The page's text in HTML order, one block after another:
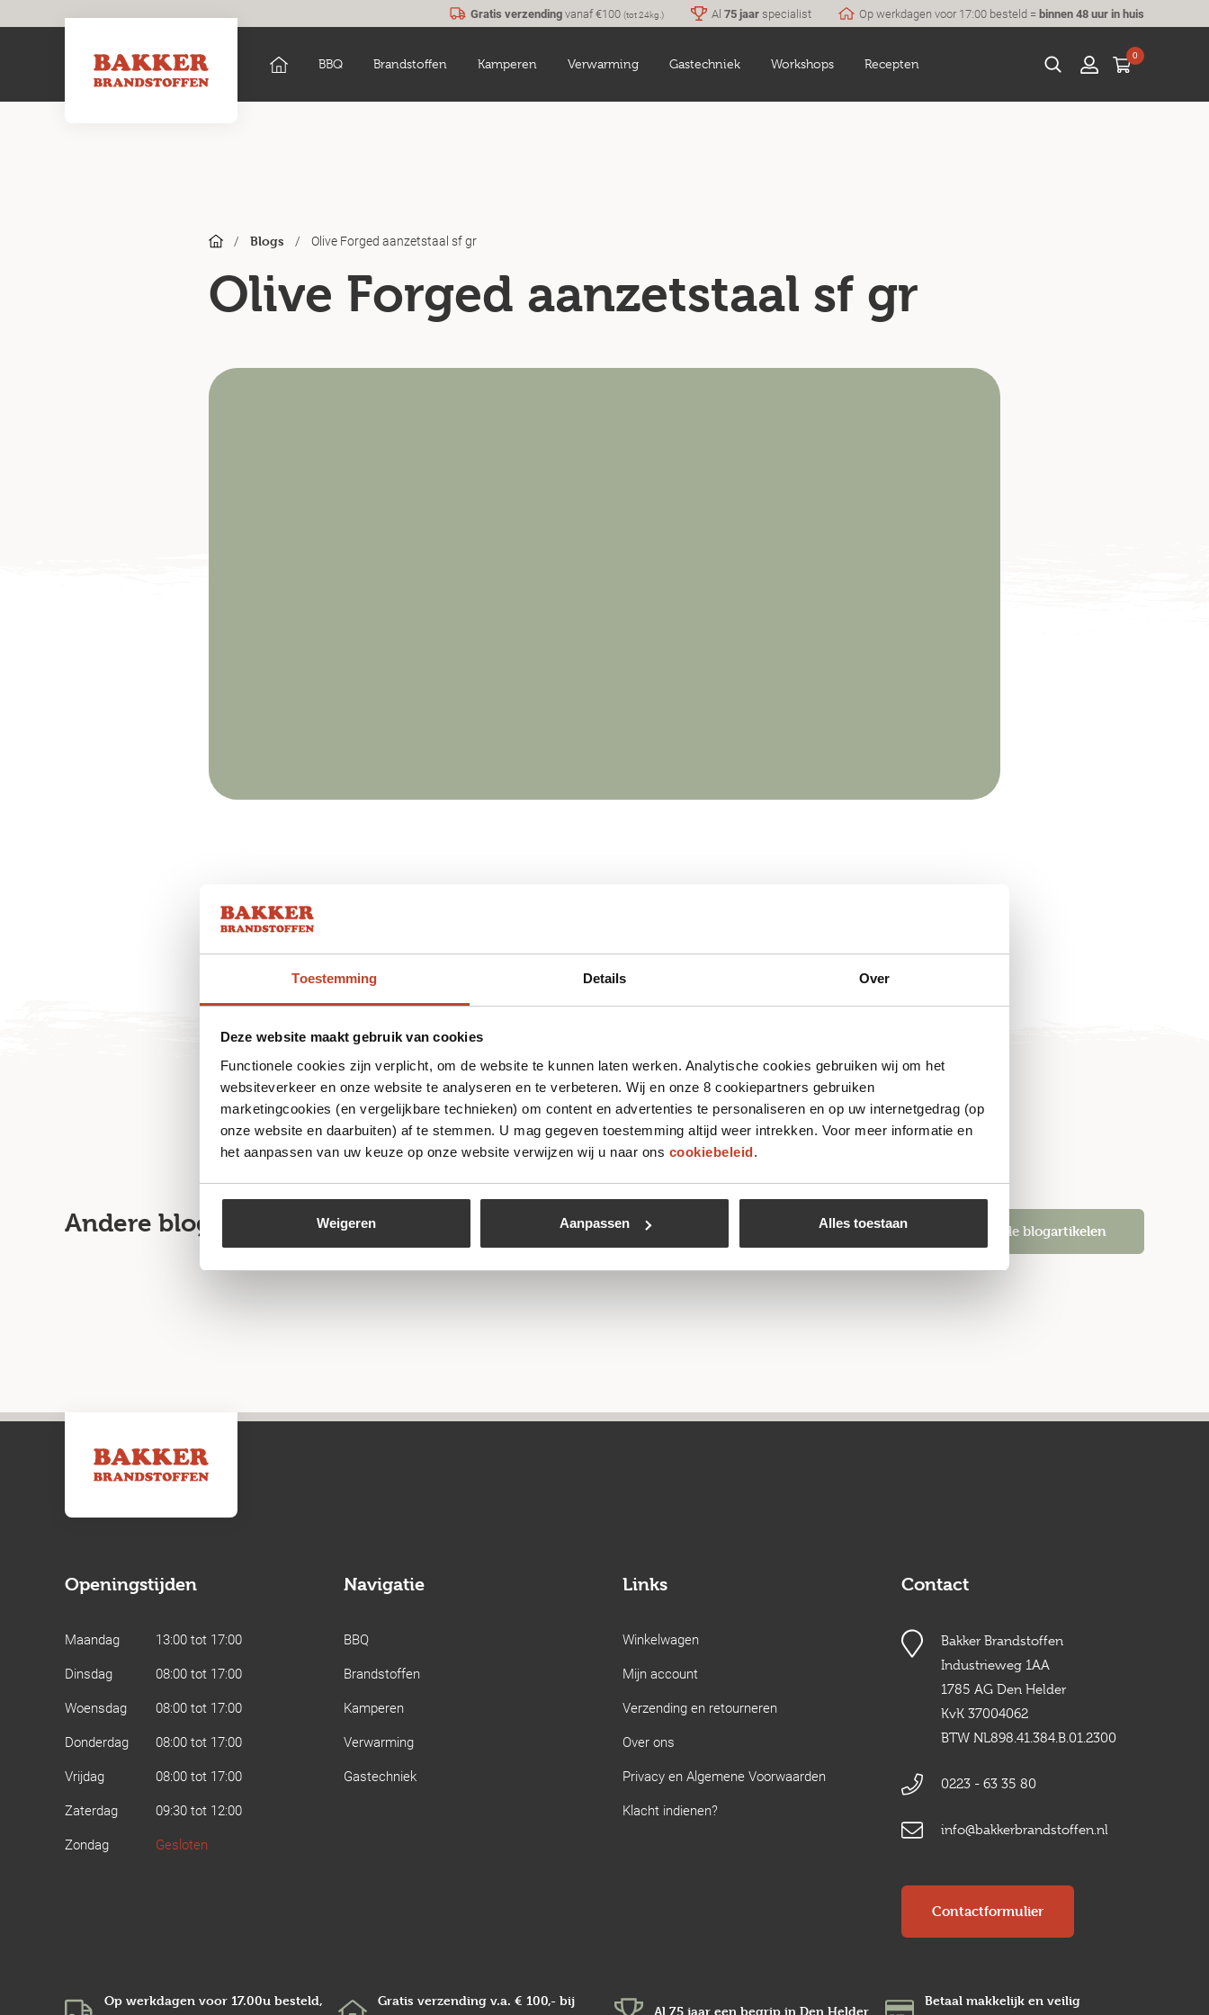
Toestemming Details Over
Deze website maakt gebruik van cookies
Functionele cookies zijn verplicht, om de website te kunnen laten werken. Analytische cookies gebruiken wij om het
websiteverkeer en onze website te analyseren en te verbeteren. Wij en onze 8 cookiepartners gebruiken
marketingcookies (en vergelijkbare technieken) om content en advertenties te personaliseren en op uw internetgedrag (op
onze website en daarbuiten) af te stemmen. U mag gegeven toestemming altijd weer intrekken. Voor meer informatie en
het aanpassen van uw keuze op onze website verwijzen wij u naar ons cookiebeleid.
Weigeren Aanpassen Alles toestaan
Gratis verzendingvanaf €100 (tot 24kg.) Al 75 jaarspecialist Op werkdagen voor 17:00 besteld =binnen 48 uur in huis
BBQ Brandstoffen Kamperen Verwarming Gastechniek Workshops Recepten
0
/ Blogs / Olive Forged aanzetstaal sf gr
Olive Forged aanzetstaal sf gr
Andere blogartikelen Alle blogartikelen
Openingstijden
Maandag
13:00 tot 17:00
Dinsdag
08:00 tot 17:00
Woensdag
08:00 tot 17:00
Donderdag
08:00 tot 17:00
Vrijdag
08:00 tot 17:00
Zaterdag
09:30 tot 12:00
Zondag
Gesloten
Navigatie
BBQ
Brandstoffen
Kamperen
Verwarming
Gastechniek
Links
Winkelwagen
Mijn account
Verzending en retourneren
Over ons
Privacy en Algemene Voorwaarden
Klacht indienen?
Contact
Bakker Brandstoffen
Industrieweg 1AA
1785 AG Den Helder
KvK 37004062
BTW NL898.41.384.B.01.2300
0223 - 63 35 80
info@bakkerbrandstoffen.nl
Contactformulier
Op werkdagen voor 17.00u besteld,
Gratis verzending v.a. € 100,- bij
Al 75 jaar een begrip in Den Helder
Betaal makkelijk en veilig